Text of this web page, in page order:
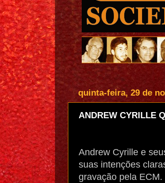
quinta-feira, 29 de
ANDREW CYRILLE
Andrew Cyrille e
suas intenções
gravação pela